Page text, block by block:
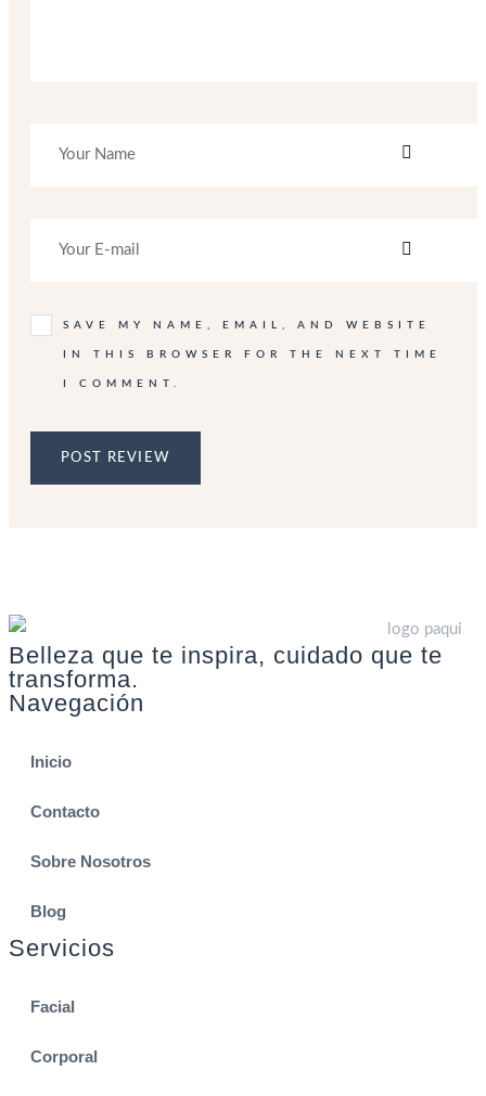
SAVE MY NAME, EMAIL, AND WEBSITE
IN THIS BROWSER FOR THE NEXT TIME
I COMMENT.
POST REVIEW
Belleza que te inspira, cuidado que te
transforma.
Navegación
Inicio
Contacto
Sobre Nosotros
Blog
Servicios
Facial
Corporal